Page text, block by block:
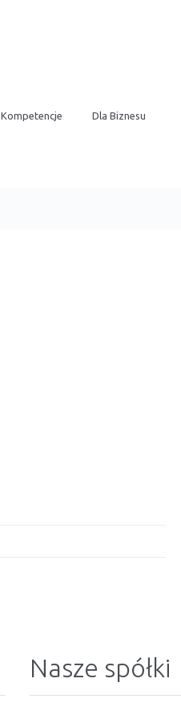
Kompetencje Dla Biznesu
Nasze spółki